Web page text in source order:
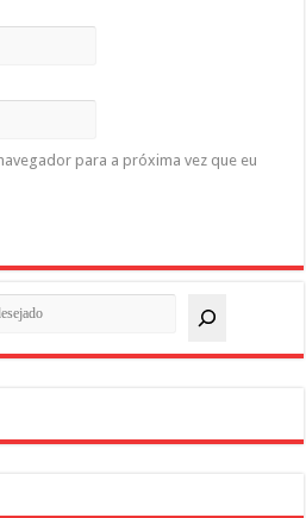
para a próxima vez que eu